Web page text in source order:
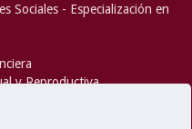
Sociales - Especialización en
y Reproductiva